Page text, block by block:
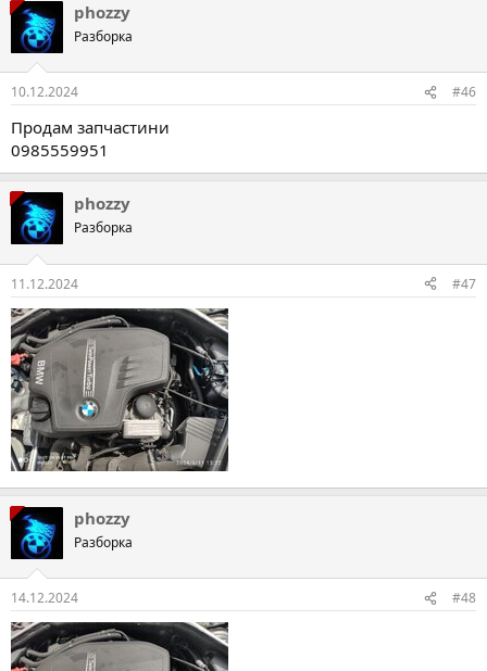
phozzy
Разборка
10.12.2024 #46
Продам запчастини
0985559951
phozzy
Разборка
11.12.2024 #47
phozzy
Разборка
14.12.2024 #48